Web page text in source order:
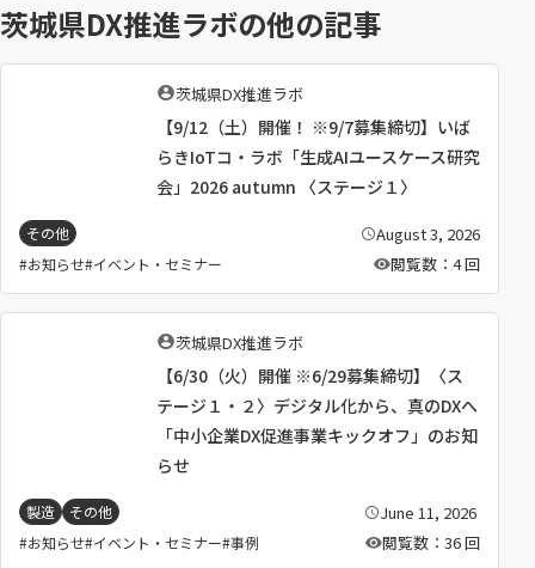
く
茨城県DX推進ラボの他の記事
執
者
：
茨城県DX推進ラボ
【9/12（土）開催！ ※9/7募集締切】いば
らきIoTコ・ラボ「生成AIユースケース研究
会」2026 autumn 〈ステージ１〉
その他
お知らせ イベント・セミナー
公
日
August 3, 2026
閲覧数：4 回
執
者
：
茨城県DX推進ラボ
【6/30（火）開催 ※6/29募集締切】〈ス
テージ１・２〉デジタル化から、真のDXへ
「中小企業DX促進事業キックオフ」のお知
らせ
製造
その他
お知らせ イベント・セミナー 事例
公
日
June 11, 2026
閲覧数：36 回